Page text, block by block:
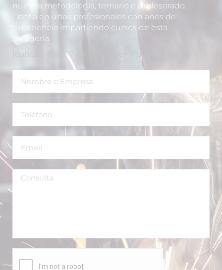
nuestra metodología, temario o profesorado.
Confia en unos profesionales con años de
experiencia impartiendo cursos de esta
categoría.
[contact-form-7 id="322" title="Formulario 1"]